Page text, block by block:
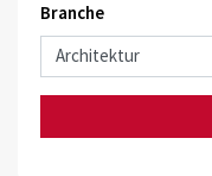
Branche